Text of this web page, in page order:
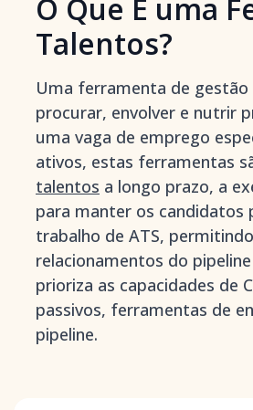
O Que É uma
Talentos?
Uma ferramenta de
procurar, envolver e nutrir
uma vaga de emprego
ativos, estas ferramentas
talentos a longo prazo, a
para manter os candidatos
trabalho de ATS,
relacionamentos do
prioriza as capacidades de
passivos, ferramentas de
pipeline.